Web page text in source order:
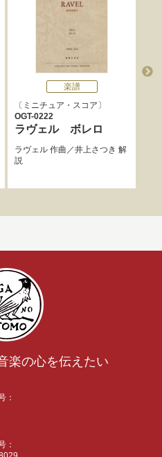
楽譜
ミニチュア・スコア
OGT-0222
ラヴェル ボレロ
ラヴェル作曲／井上さつき 解
説
楽の心を伝えたい
：
：